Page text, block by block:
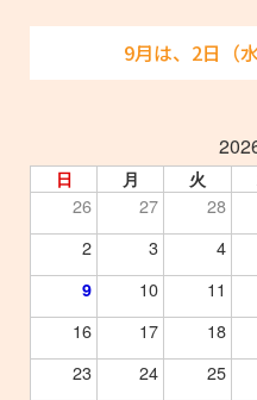
9月は、2日（
日 月 火
26 27 28
2
3 4
9 10 11
16
17 18
23
24 25